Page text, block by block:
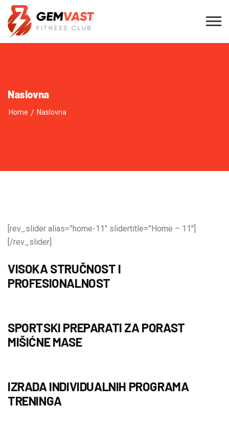
Naslovna
Home / Naslovna
[rev_slider alias=”home-11″ slidertitle=”Home – 11″]
[/rev_slider]
VISOKA STRUČNOST I
PROFESIONALNOST
SPORTSKI PREPARATI ZA PORAST
MIŠIĆNE MASE
IZRADA INDIVIDUALNIH PROGRAMA
TRENINGA